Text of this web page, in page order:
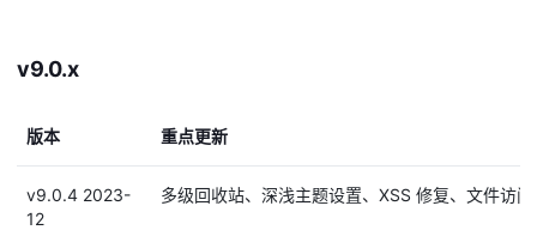
v9.0.x
版本 重点更新
v9.0.4 2023-
12
多级回收站、深浅主题设置、XSS 修复、文件访